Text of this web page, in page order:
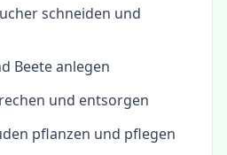
schneiden und
Beete anlegen
und entsorgen
pflanzen und pflegen